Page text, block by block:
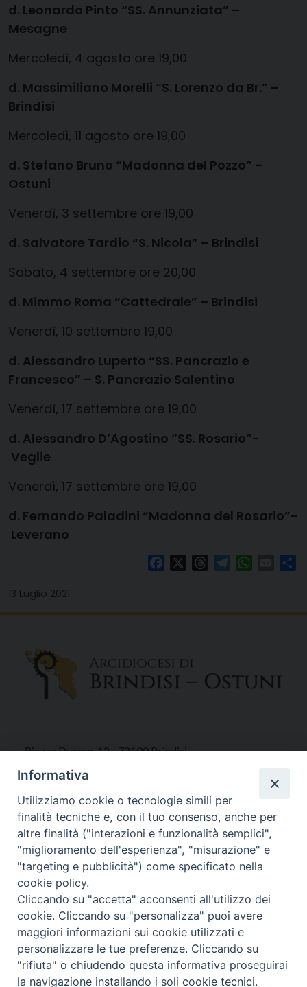
d. Leonardo Pinto “SS. Annunziata” –
Mesagne
Mercoledì, 4 agosto ore 19,00
d. Massimiliano Morelli “S. Lorenzo da Br.” –
Brindisi
Mercoledì, 11 agosto ore 19,00
d. Stefano Bruno “Madonna del Pozzo” –
Ostuni
Venerdì, 3 settembre ore 19,00
d. Salvatore Tardio “S. Nicola” – Brindisi
Sabato, 4 settembre ore 20,00
d. Mimmo Roma “Cattedrale” – Brindisi
Venerdì, 10 settembre 19,00
d. Alessandro Luperto “SS. Pancrazio e
Francesco” – S. Pancrazio Salentino
Venerdì, 17 settembre ore 19,00
d. Alessandro D’Agostino “SS. Rosario”-
Veglie
Venerdì, 17 settembre ore 19,00
d. Fernando Paladini “Madonna del Rosario”-
Leverano
FacebookThreadsTelegram Email
13 Luglio 2021
Piazza Duomo, 12 - 72100 Brindisi
Tel 0831.521958
Fax 0831.528315
Orari Curia
Mar. / Mer. / Giov. ore 9 - 13
nei mesi estivi solo Martedì ore 9 - 13
WebMail
Informativa
Utilizziamo cookie o tecnologie simili per
finalità tecniche e, con il tuo consenso, anche per
altre finalità ("interazioni e funzionalità semplici",
"miglioramento dell'esperienza", "misurazione" e
"targeting e pubblicità") come specificato nella
cookie policy.
Cliccando su "accetta" acconsenti all'utilizzo dei
cookie. Cliccando su "personalizza" puoi avere
maggiori informazioni sui cookie utilizzati e
personalizzare le tue preferenze. Cliccando su
"rifiuta" o chiudendo questa informativa proseguirai
la navigazione installando i soli cookie tecnici.